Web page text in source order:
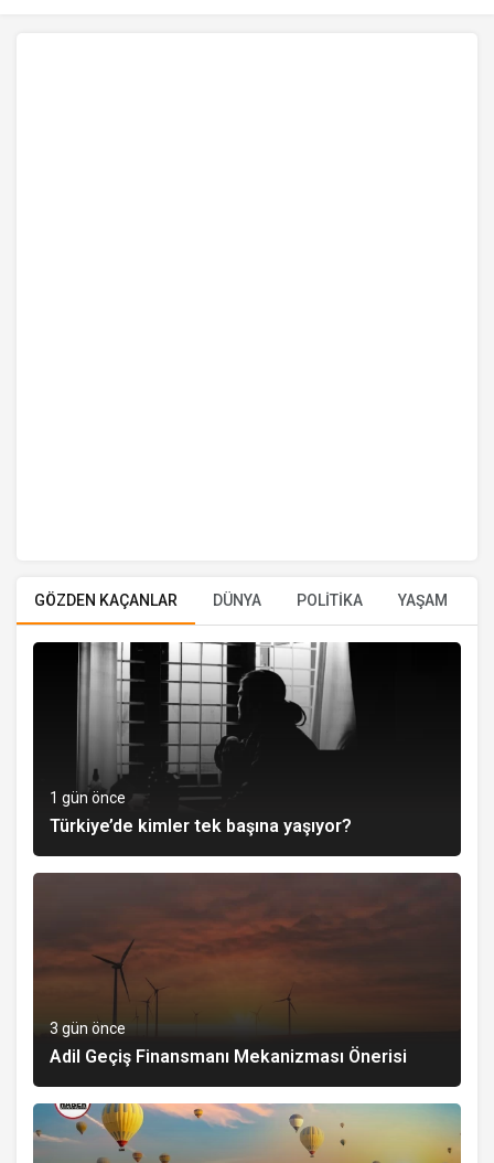
GÖZDEN KAÇANLAR DÜNYA POLİTİKA YAŞAM
1 gün önce
Türkiye’de kimler tek başına yaşıyor?
3 gün önce
Adil Geçiş Finansmanı Mekanizması Önerisi